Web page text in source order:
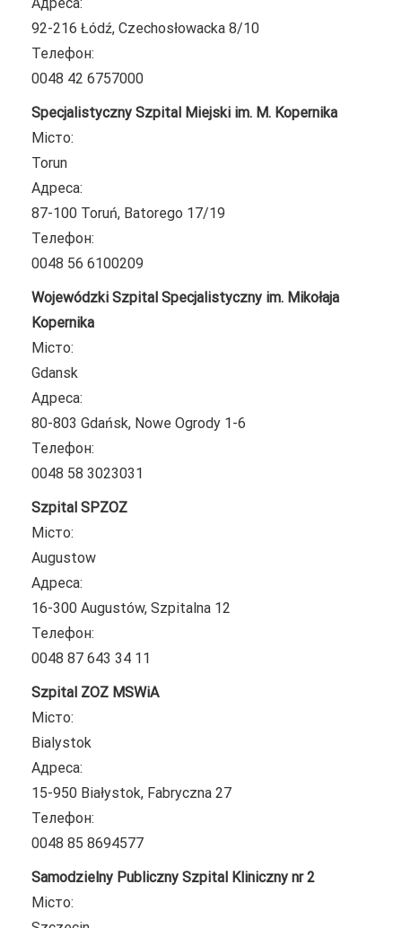
92-216 Łódź, Czechosłowacka 8/10
Телефон:
0048 42 6757000
Specjalistyczny Szpital Miejski im. M. Kopernika
Місто:
Torun
Адреса:
87-100 Toruń, Batorego 17/19
Телефон:
0048 56 6100209
Wojewódzki Szpital Specjalistyczny im. Mikołaja
Kopernika
Місто:
Gdansk
Адреса:
80-803 Gdańsk, Nowe Ogrody 1-6
Телефон:
0048 58 3023031
Szpital SPZOZ
Місто:
Augustow
Адреса:
16-300 Augustów, Szpitalna 12
Телефон:
0048 87 643 34 11
Szpital ZOZ MSWiA
Місто:
Bialystok
Адреса:
15-950 Białystok, Fabryczna 27
Телефон:
0048 85 8694577
Samodzielny Publiczny Szpital Kliniczny nr 2
Місто: